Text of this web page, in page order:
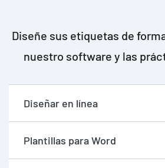
Diseñe sus etiquetas de
nuestro software y las
Diseñar en línea
Plantillas para Word